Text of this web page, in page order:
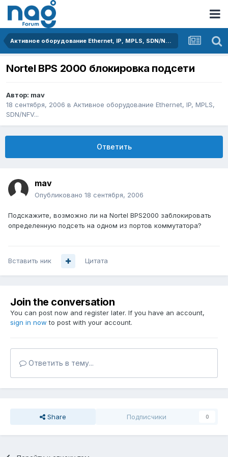
Активное оборудование Ethernet, IP, MPLS, SDN/NFV...
Nortel BPS 2000 блокировка подсети
Автор: mav
18 сентября, 2006 в Активное оборудование Ethernet, IP, MPLS,
SDN/NFV...
Ответить
mav
Опубликовано 18 сентября, 2006
Подскажите, возможно ли на Nortel BPS2000 заблокировать
определенную подсеть на одном из портов коммутатора?
Вставить ник Цитата
Join the conversation
You can post now and register later. If you have an account,
sign in now to post with your account.
Ответить в тему...
Share Подписчики 0